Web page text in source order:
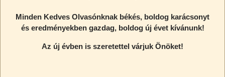
Minden Kedves Olvasónknak békés, boldog karácsonyt
és eredményekben gazdag, boldog új évet kívánunk!
Az új évben is szeretettel várjuk Önöket!